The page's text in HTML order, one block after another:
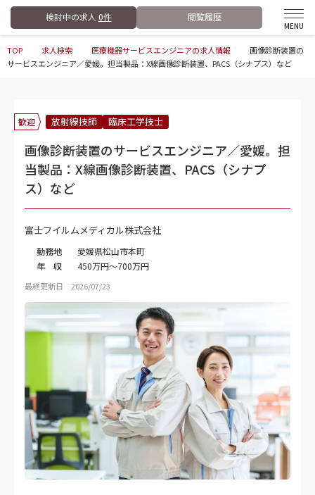
検討中の求人 0件 閲覧履歴
TOP 求人検索 医療機器サービスエンジニアの求人情報
画像診断装置の
サービスエンジニア／愛媛。担当製品：X線画像診断装置、PACS（シナプス）など
歓迎 放射線技師 臨床工学技士
画像診断装置のサービスエンジニア／愛媛。担
当製品：X線画像診断装置、PACS（シナプ
ス）など
富士フイルムメディカル株式会社
勤務地
愛媛県松山市本町
年 収
450万円～700万円
最終更新日 2026/07/23